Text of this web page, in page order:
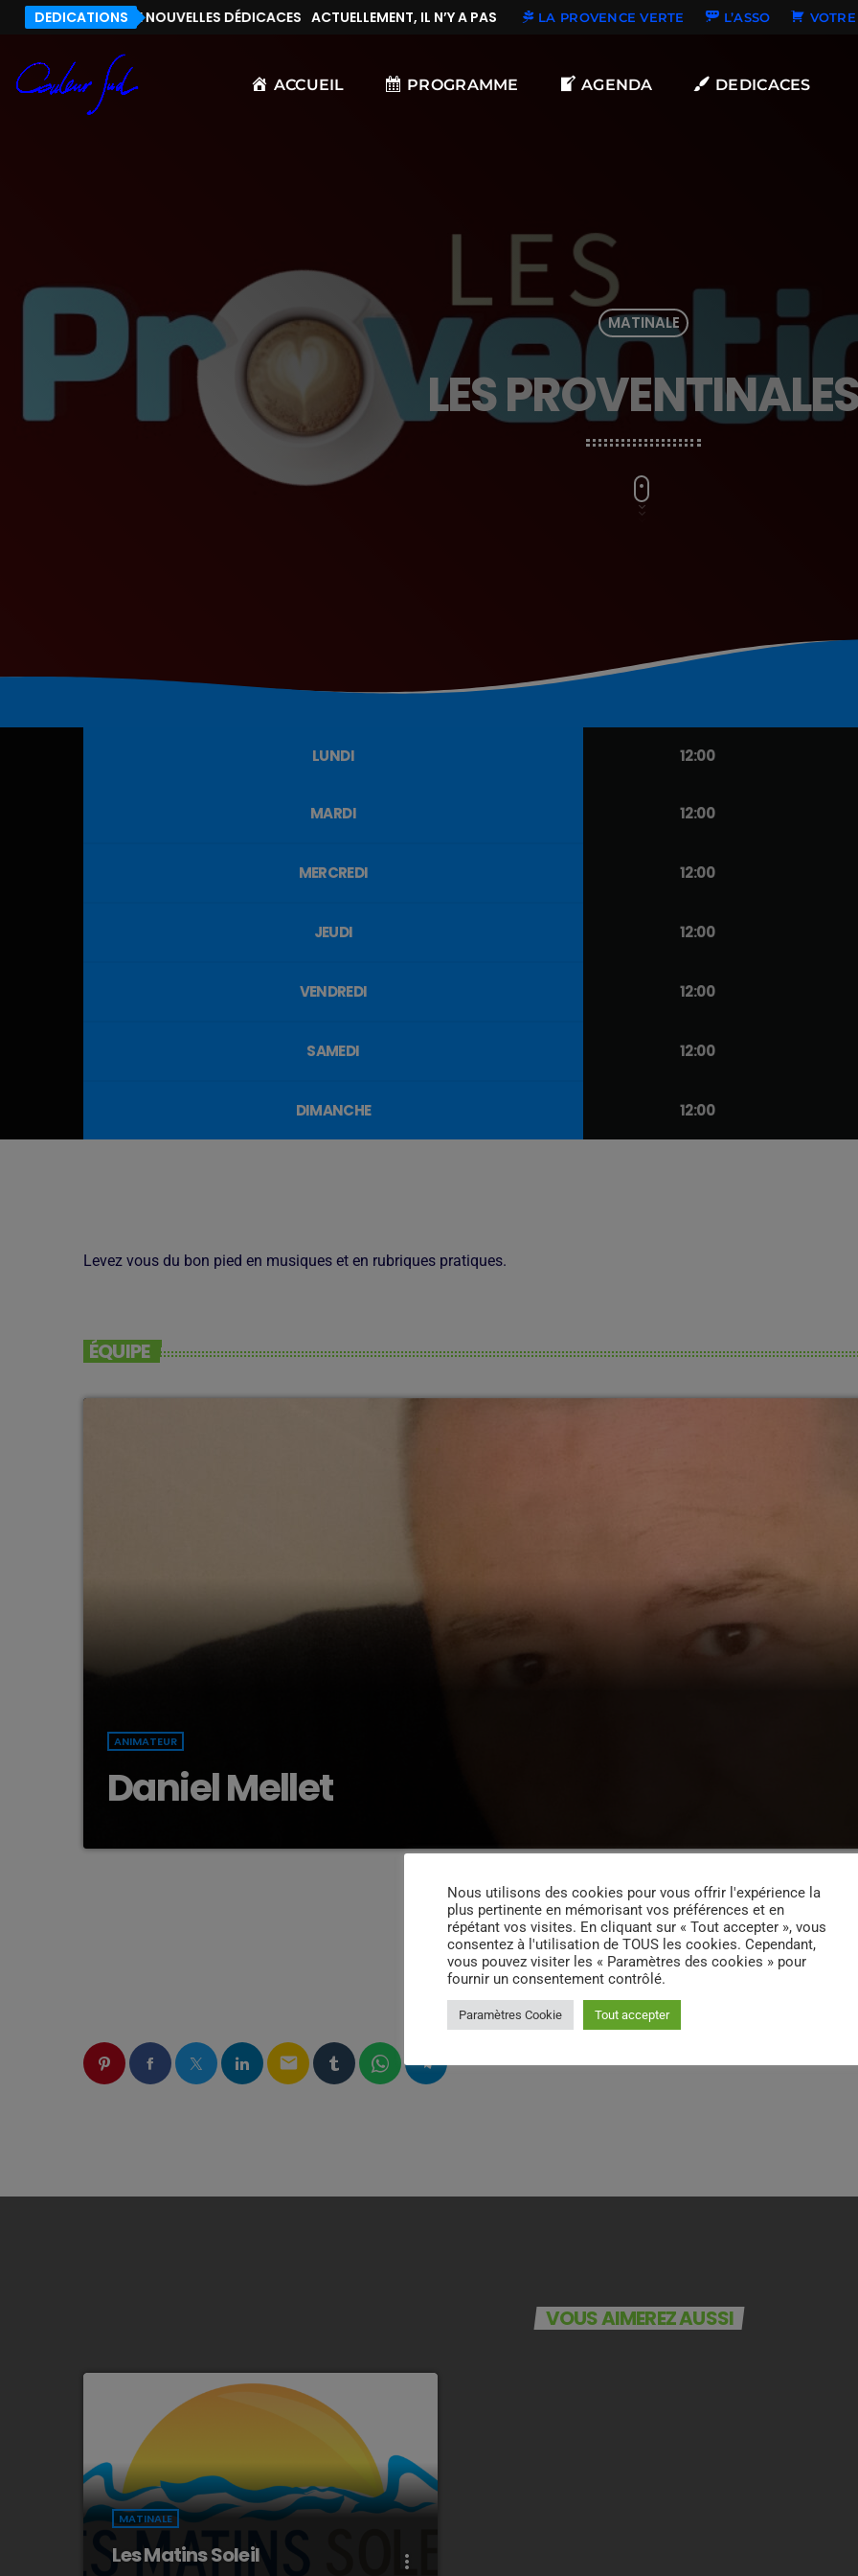
DEDICATIONS
IL N’Y A PAS DE NOUVELLES DÉDICACES ACTUELLEMENT, IL N’Y A PAS DE NOUVELLES DÉDICACES
LA PROVENCE VERTE L’ASSO
ACCUEIL PROGRAMME AGENDA DEDICACES
MATINALE
LES
LUNDI 12:00
MARDI 12:00
MERCREDI 12:00
JEUDI 12:00
VENDREDI 12:00
SAMEDI 12:00
DIMANCHE 12:00
Levez vous du bon pied en musiques et en rubriques pratiques.
ÉQUIPE
ANIMATEUR
Daniel Mellet
email
VOUS AIMEREZ AUSSI
MATINALE
Les Matins Soleil more_vert
Nous utilisons des cookies pour vous offrir l'expérience la
plus pertinente en mémorisant vos préférences et en
répétant vos visites. En cliquant sur « Tout accepter », vous
consentez à l'utilisation de TOUS les cookies. Cependant,
vous pouvez visiter les « Paramètres des cookies » pour
fournir un consentement contrôlé.
Paramètres Cookie Tout accepter